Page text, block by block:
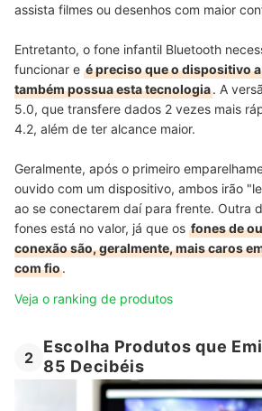
assista filmes ou desenhos com maior
Entretanto, o fone infantil Bluetooth
funcionar e é preciso que o dispositivo
também possua esta tecnologia. A
5.0, que transfere dados 2 vezes mais
4.2, além de ter alcance maior.
Geralmente, após o primeiro
ouvido com um dispositivo, ambos irão
ao se conectarem daí para frente. Outra
fones está no valor, já que os fones de
conexão são, geralmente, mais caros
com fio.
Veja o ranking de produtos
2
Escolha Produtos que
85 Decibéis